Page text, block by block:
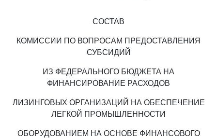
СОСТАВ
КОМИССИИ ПО ВОПРОСАМ ПРЕДОСТАВЛЕНИЯ
СУБСИДИЙ
ИЗ ФЕДЕРАЛЬНОГО БЮДЖЕТА НА
ФИНАНСИРОВАНИЕ РАСХОДОВ
ЛИЗИНГОВЫХ ОРГАНИЗАЦИЙ НА ОБЕСПЕЧЕНИЕ
ЛЕГКОЙ ПРОМЫШЛЕННОСТИ
ОБОРУДОВАНИЕМ НА ОСНОВЕ ФИНАНСОВОГО